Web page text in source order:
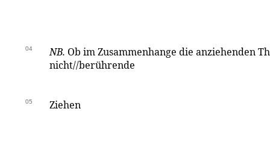
04 NB. Ob im Zusammenhange die anziehenden
nicht//berührende
05 Ziehen